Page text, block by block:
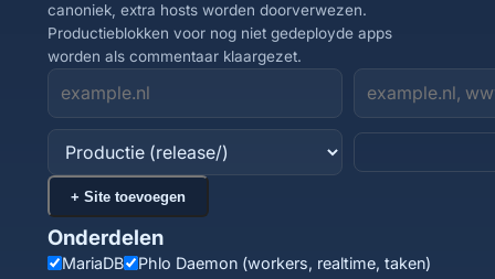
canoniek, extra hosts worden doorverwezen.
Productieblokken voor nog niet gedeployde apps
worden als commentaar klaargezet.
+ Site toevoegen
Onderdelen
MariaDB Phlo Daemon (workers, realtime, taken)